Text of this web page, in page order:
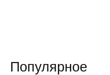
Популярное